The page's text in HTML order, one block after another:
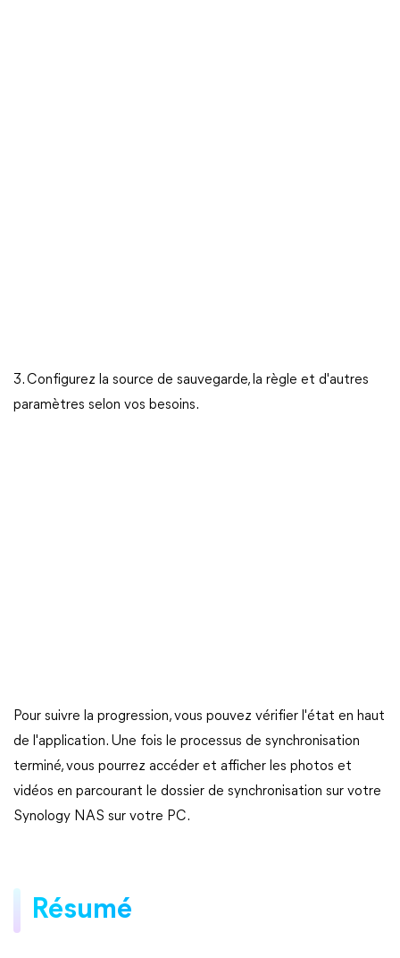
3. Configurez la source de sauvegarde, la règle et d'autres
paramètres selon vos besoins.
Pour suivre la progression, vous pouvez vérifier l'état en haut
de l'application. Une fois le processus de synchronisation
terminé, vous pourrez accéder et afficher les photos et
vidéos en parcourant le dossier de synchronisation sur votre
Synology NAS sur votre PC.
Résumé